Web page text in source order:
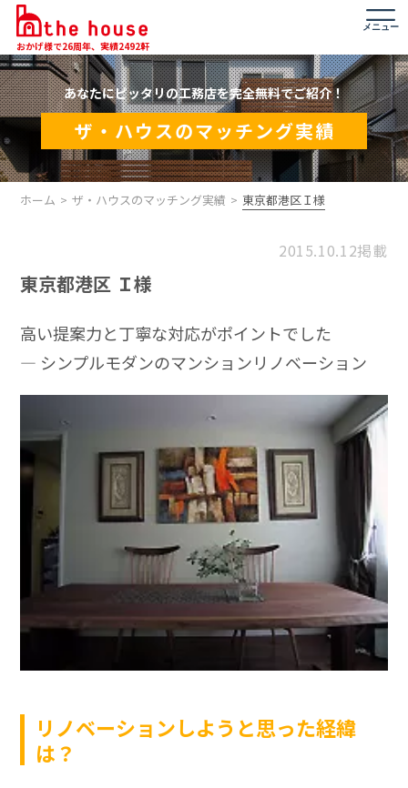
おかげ様で26周年、実績2492軒
メニュー
あなたにピッタリの工務店を完全無料でご紹介！
ザ・ハウスのマッチング実績
ホーム ザ・ハウスのマッチング実績 東京都港区Ｉ様
2015.10.12掲載
東京都港区 Ｉ様
高い提案力と丁寧な対応がポイントでした
― シンプルモダンのマンションリノベーション
リノベーションしようと思った経緯
は？